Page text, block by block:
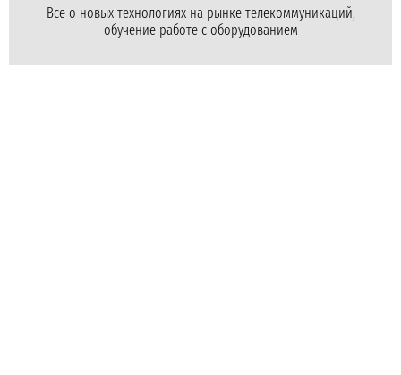
Все о новых технологиях на рынке телекоммуникаций,
обучение работе с оборудованием